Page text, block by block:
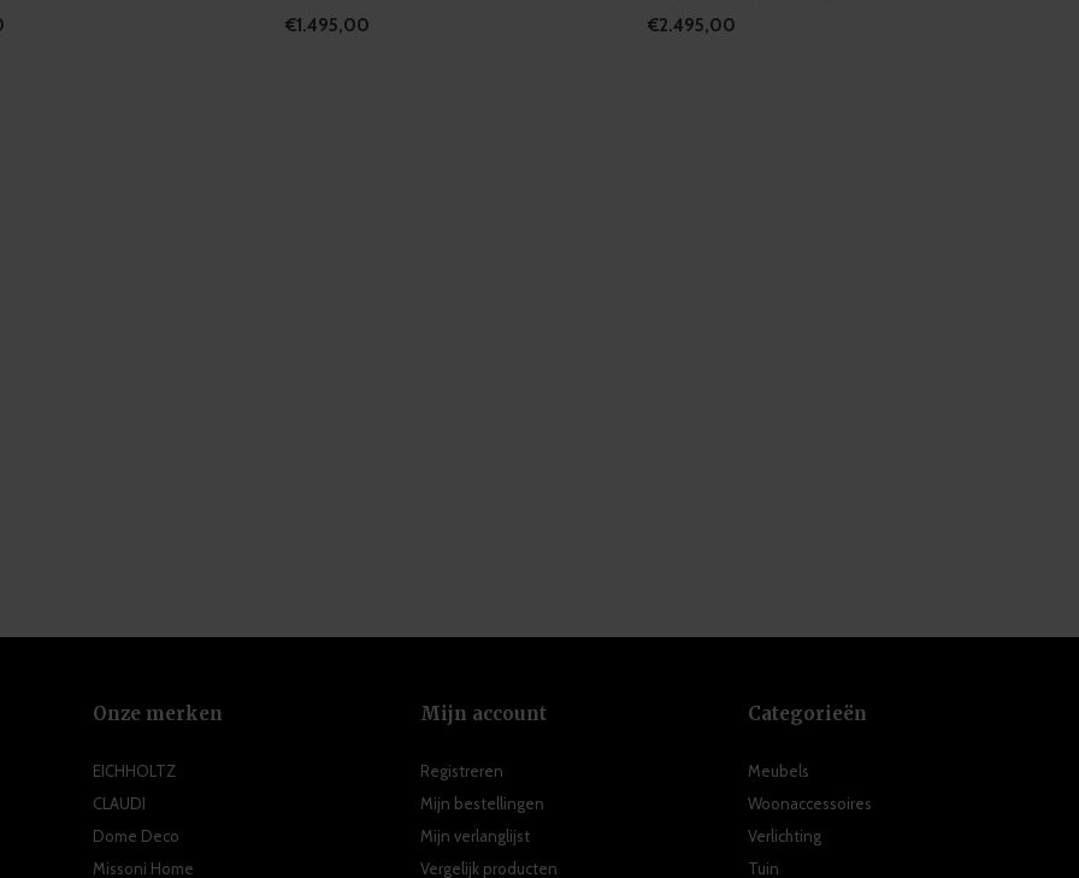
€1.495,00
€2.495,00
Onze merken
EICHHOLTZ
CLAUDI
Dome Deco
Missoni Home
Mijn account
Registreren
Mijn bestellingen
Mijn verlanglijst
Vergelijk producten
Categorieën
Meubels
Woonaccessoires
Verlichting
Tuin